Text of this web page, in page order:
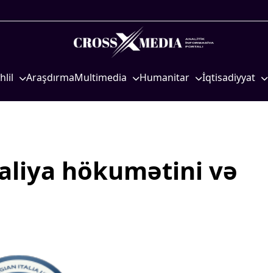
AraşdırmaMultimedia Humanitar
Mədəniyyətimizin Zəfəri
İqtisadiyyat
Kənd təsərrüfatı
hökumətini və